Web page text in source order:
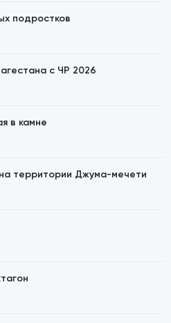
подростков
с ЧР 2026
в камне
территории Джума-мечети